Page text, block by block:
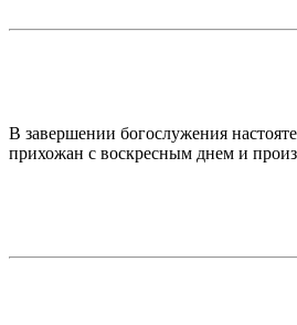
В завершении богослужения
прихожан с воскресным днем и